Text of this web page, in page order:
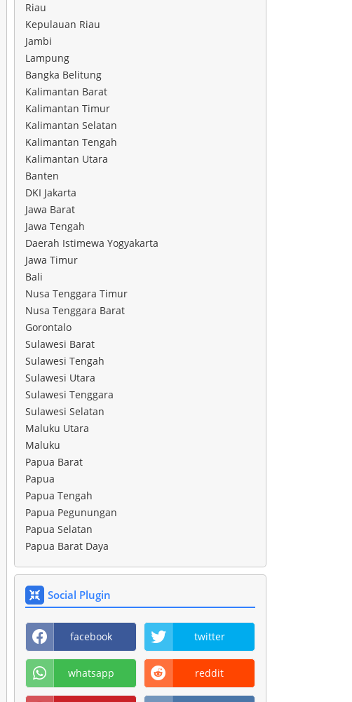
Riau
Kepulauan Riau
Jambi
Lampung
Bangka Belitung
Kalimantan Barat
Kalimantan Timur
Kalimantan Selatan
Kalimantan Tengah
Kalimantan Utara
Banten
DKI Jakarta
Jawa Barat
Jawa Tengah
Daerah Istimewa Yogyakarta
Jawa Timur
Bali
Nusa Tenggara Timur
Nusa Tenggara Barat
Gorontalo
Sulawesi Barat
Sulawesi Tengah
Sulawesi Utara
Sulawesi Tenggara
Sulawesi Selatan
Maluku Utara
Maluku
Papua Barat
Papua
Papua Tengah
Papua Pegunungan
Papua Selatan
Papua Barat Daya
Social Plugin
facebook twitter
whatsapp reddit